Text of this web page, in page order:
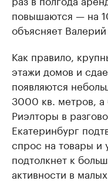
повышаются — на
объясняет
Как правило,
этажи домов и
появляются
3000 кв. метров, а
Риэлторы в
Екатеринбург
спрос на товары и
подтолкнет к
активности в